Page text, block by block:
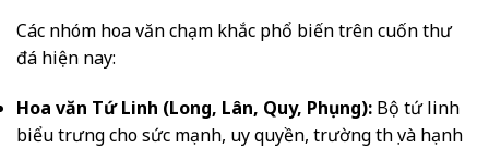
Các nhóm hoa văn chạm khắc phổ biến trên cuốn thư
đá hiện nay:
Hoa văn Tứ Linh (Long, Lân, Quy, Phụng): Bộ tứ linh
biểu trưng cho sức mạnh, uy quyền, trường thọ và hạnh